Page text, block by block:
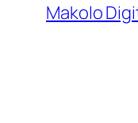
Makolo